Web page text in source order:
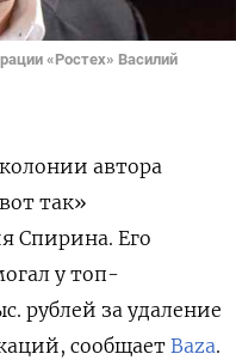
«Ростех» Василий
автора
так»
Спирина. Его
у топ-
рублей за удаление
сообщает Baza.